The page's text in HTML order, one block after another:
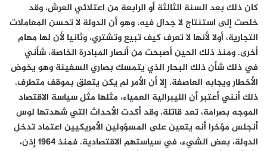
كان ذلك بعد السنة الثالثة أو الرابعة من اعتلائي العرش، وقد
خلصت إلى استنتاج لا جدال فيه، وهو أن الدولة لا تحسن المعاملات
التجارية، أولا لأنها لا تعرف كيف تبيع وتشتري، وثانيا لأن لها مهام
أخرى. ومنذ ذلك الحين أصبحت من أنصار المبادرة الخاصة، شأني
في ذلك شأن ذلك البحار الذي يتمسك بصاري السفينة وهو يخوض
الأخطار ويجابه العاصفة. إلا أن الأمر لم يكن يتعلق بموقف متطرف.
ذلك أنني أعتبر أن الليبرالية العمياء، مثلها مثل سياسة الاقتصاد
الموجه بصرامة، تعد قاتلة. وقد أكدت الأحداث التي شهدتها لوس
أنجلس مؤخرا أنه يتعين على المسؤولين الأمريكيين اعتماد تدخل
الدولة، بعض الشيء، في سياستهم الاقتصادية. فمنذ 1964 إذن،